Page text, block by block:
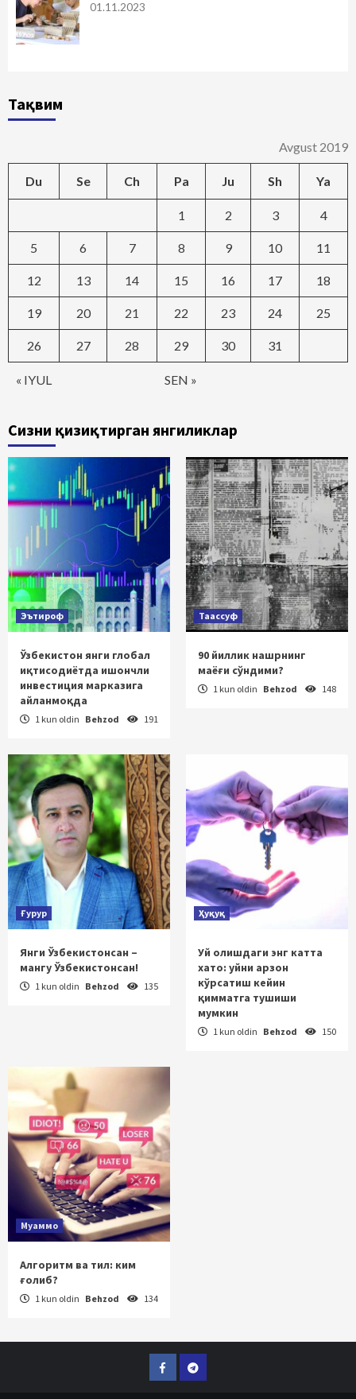
01.11.2023
Тақвим
Avgust 2019
Du Se Ch Pa Ju Sh Ya
« IYUL SEN »
1 2 3 4
5 6 7 8 9 10 11
12 13 14 15 16 17 18
19 20 21 22 23 24 25
26 27 28 29 30 31
Сизни қизиқтирган янгиликлар
Эътироф
Ўзбекистон янги глобал
иқтисодиётда ишончли
инвестиция марказига
айланмоқда
1 kun oldin Behzod 191
Таассуф
90 йиллик нашрнинг
маёғи сўндими?
1 kun oldin Behzod 148
Ғурур
Янги Ўзбекистонсан –
мангу Ўзбекистонсан!
1 kun oldin Behzod 135
Ҳуқуқ
Уй олишдаги энг катта
хато: уйни арзон
кўрсатиш кейин
қимматга тушиши
мумкин
1 kun oldin Behzod 150
Муаммо
Алгоритм ва тил: ким
ғолиб?
1 kun oldin Behzod 134
FacebookTelegram